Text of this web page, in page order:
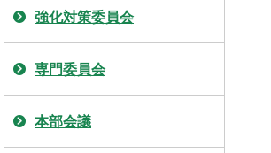
強化対策委員会
専門委員会
本部会議